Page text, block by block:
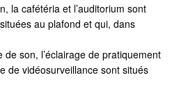
la cafétéria et l’auditorium sont
au plafond et qui, dans
son, l’éclairage de pratiquement
de vidéosurveillance sont situés